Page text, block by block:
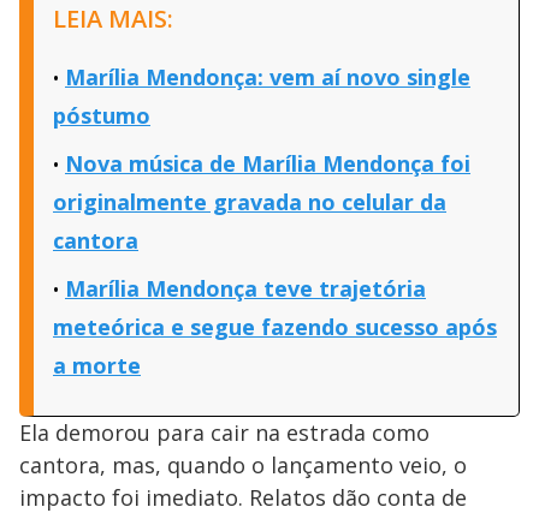
LEIA MAIS:
Marília Mendonça: vem aí novo single
póstumo
Nova música de Marília Mendonça foi
originalmente gravada no celular da
cantora
Marília Mendonça teve trajetória
meteórica e segue fazendo sucesso após
a morte
Ela demorou para cair na estrada como
cantora, mas, quando o lançamento veio, o
impacto foi imediato. Relatos dão conta de